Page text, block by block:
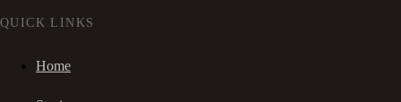
QUICK LINKS
Home